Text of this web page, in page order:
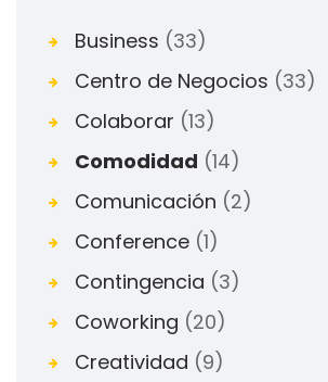
Business (33)
Centro de Negocios (33)
Colaborar (13)
Comodidad (14)
Comunicación (2)
Conference (1)
Contingencia (3)
Coworking (20)
Creatividad (9)